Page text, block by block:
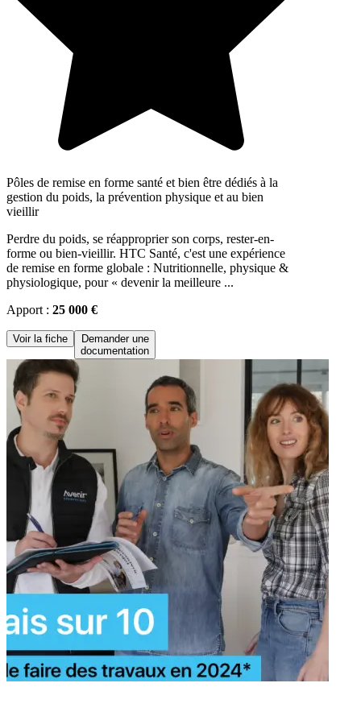
Pôles de remise en forme santé et bien être dédiés à la
gestion du poids, la prévention physique et au bien
vieillir
Perdre du poids, se réapproprier son corps, rester-en-
forme ou bien-vieillir. HTC Santé, c'est une expérience
de remise en forme globale : Nutritionnelle, physique &
physiologique, pour « devenir la meilleure ...
Apport : 25 000 €
Voir la fiche
Demander une
documentation